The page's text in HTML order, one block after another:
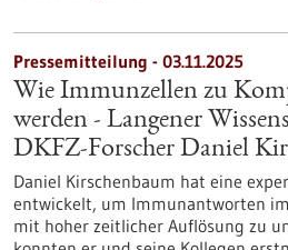
Pressemitteilung - 03.11.2025
Wie Immunzellen zu
werden - Langener
DKFZ-Forscher Daniel
Daniel Kirschenbaum hat eine
entwickelt, um Immunantworten
mit hoher zeitlicher Auflösung zu